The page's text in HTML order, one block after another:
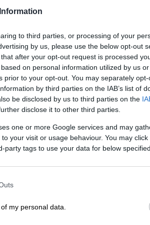
to third parties, or processing of your
by us, please use the below opt-out
after your opt-out request is processed
on personal information utilized by us
prior to your opt-out. You may separately
by third parties on the IAB’s list of
be disclosed by us to third parties on the
disclose it to other third parties.
one or more Google services and may
your visit or usage behaviour. You may
party tags to use your data for below
my personal data.
τον δρόμο της
του μετά τον σοβαρό
στο Survivior
09:22
Φλώρος επέστρεψε
μετά τον σοβαρό
του - Η πρώτη
από το αεροδρόμιο
κομμάτι της